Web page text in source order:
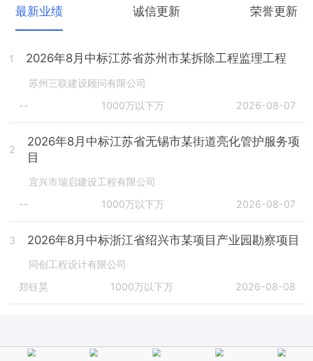
最新业绩 诚信更新 荣誉更新
1 2026年8月中标江苏省苏州市某拆除工程监理工程
苏州三联建设顾问有限公司
--
1000万以下万 2026-08-07
2
2026年8月中标江苏省无锡市某街道亮化管护服务项
目
宜兴市瑞启建设工程有限公司
--
1000万以下万 2026-08-07
3 2026年8月中标浙江省绍兴市某项目产业园勘察项目
同创工程设计有限公司
郑钰昊
1000万以下万 2026-08-08